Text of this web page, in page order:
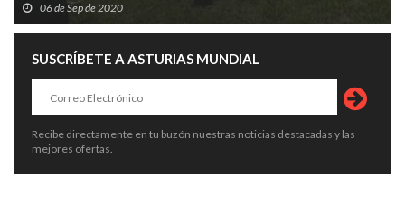
06 de Sep de 2020
SUSCRÍBETE A ASTURIAS MUNDIAL
Recibe directamente en tu buzón nuestras noticias destacadas y las
mejores ofertas.